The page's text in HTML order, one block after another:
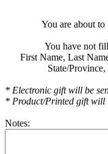
You are about
You have not
First Name, Last
State/Province,
* Electronic gift will be
* Product/Printed gift will
Notes: